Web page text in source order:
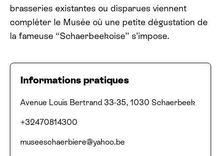
brasseries existantes ou disparues viennent
compléter le Musée où une petite dégustation de
la fameuse “Schaerbeekoise” s’impose.
Informations pratiques
Adresse
Avenue Louis Bertrand 33-35, 1030 Schaerbeek
Numéro de téléphone
+32470814300
Email
museeschaerbiere@​yahoo.​be
Site web